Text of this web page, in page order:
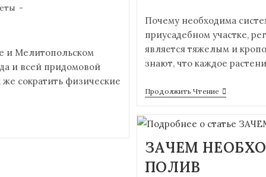
Почему необходима
приусадебном участке,
является тяжелым и
знают, что каждое
Продолжить Чтение
и Мелитопольском
и всей придомовой
же сократить физические
ЗАЧЕМ
ПОЛИВ